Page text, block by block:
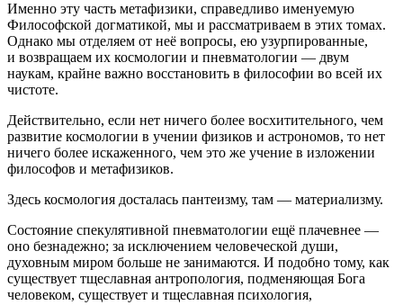
Именно эту часть метафизики, справедливо именуемую
Философской догматикой, мы и рассматриваем в этих томах.
Однако мы отделяем от неё вопросы, ею узурпированные,
и возвращаем их космологии и пневматологии — двум
наукам, крайне важно восстановить в философии во всей их
чистоте.
Действительно, если нет ничего более восхитительного, чем
развитие космологии в учении физиков и астрономов, то нет
ничего более искаженного, чем это же учение в изложении
философов и метафизиков.
Здесь космология досталась пантеизму, там — материализму.
Состояние спекулятивной пневматологии ещё плачевнее —
оно безнадежно; за исключением человеческой души,
духовным миром больше не занимаются. И подобно тому, как
существует тщеславная антропология, подменяющая Бога
человеком, существует и тщеславная психология,